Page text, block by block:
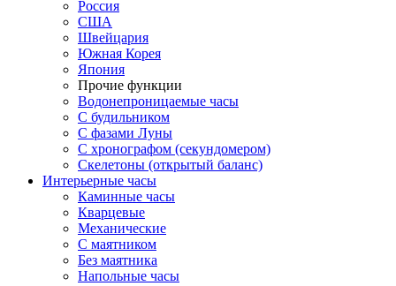
Россия
США
Швейцария
Южная Корея
Япония
Прочие функции
Водонепроницаемые часы
С будильником
С фазами Луны
С хронографом (секундомером)
Скелетоны (открытый баланс)
Интерьерные часы
Каминные часы
Кварцевые
Механические
С маятником
Без маятника
Напольные часы